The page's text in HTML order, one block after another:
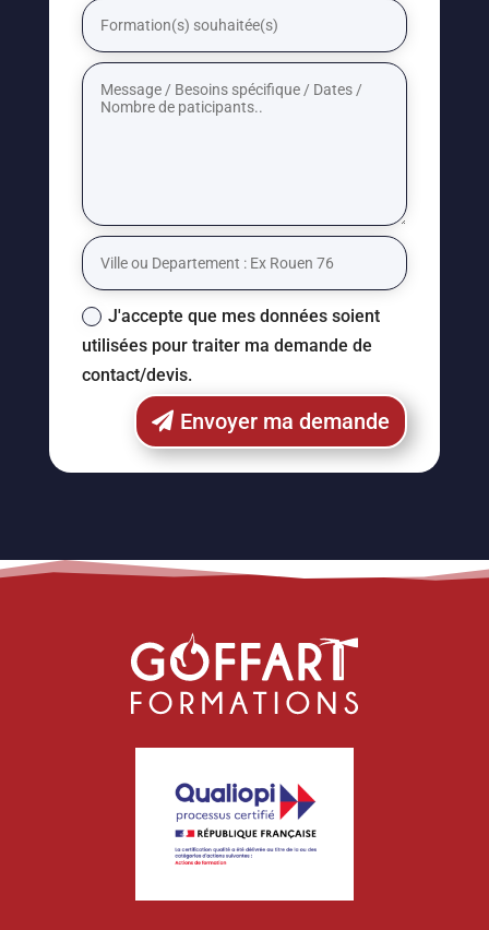
J'accepte que mes données soient
utilisées pour traiter ma demande de
contact/devis.
Envoyer ma demande